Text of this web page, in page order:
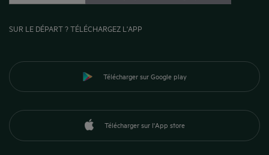
SUR LE DÉPART ? TÉLÉCHARGEZ L'APP
Télécharger sur Google play
Télécharger sur l'App store